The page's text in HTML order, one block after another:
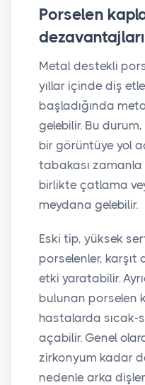
Porselen
dezavantajları
Metal destekli
yıllar içinde diş
başladığında
gelebilir. Bu
bir görüntüye yol
tabakası zamanla
birlikte çatlama
meydana gelebilir.
Eski tip, yüksek
porselenler, karşıt
etki yaratabilir.
bulunan porselen
hastalarda sıcak-
açabilir. Genel
zirkonyum kadar
nedenle arka